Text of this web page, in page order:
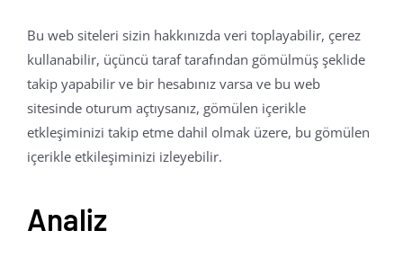
Bu web siteleri sizin hakkınızda veri toplayabilir, çerez
kullanabilir, üçüncü taraf tarafından gömülmüş şeklide
takip yapabilir ve bir hesabınız varsa ve bu web
sitesinde oturum açtıysanız, gömülen içerikle
etkleşiminizi takip etme dahil olmak üzere, bu gömülen
içerikle etkileşiminizi izleyebilir.
Analiz